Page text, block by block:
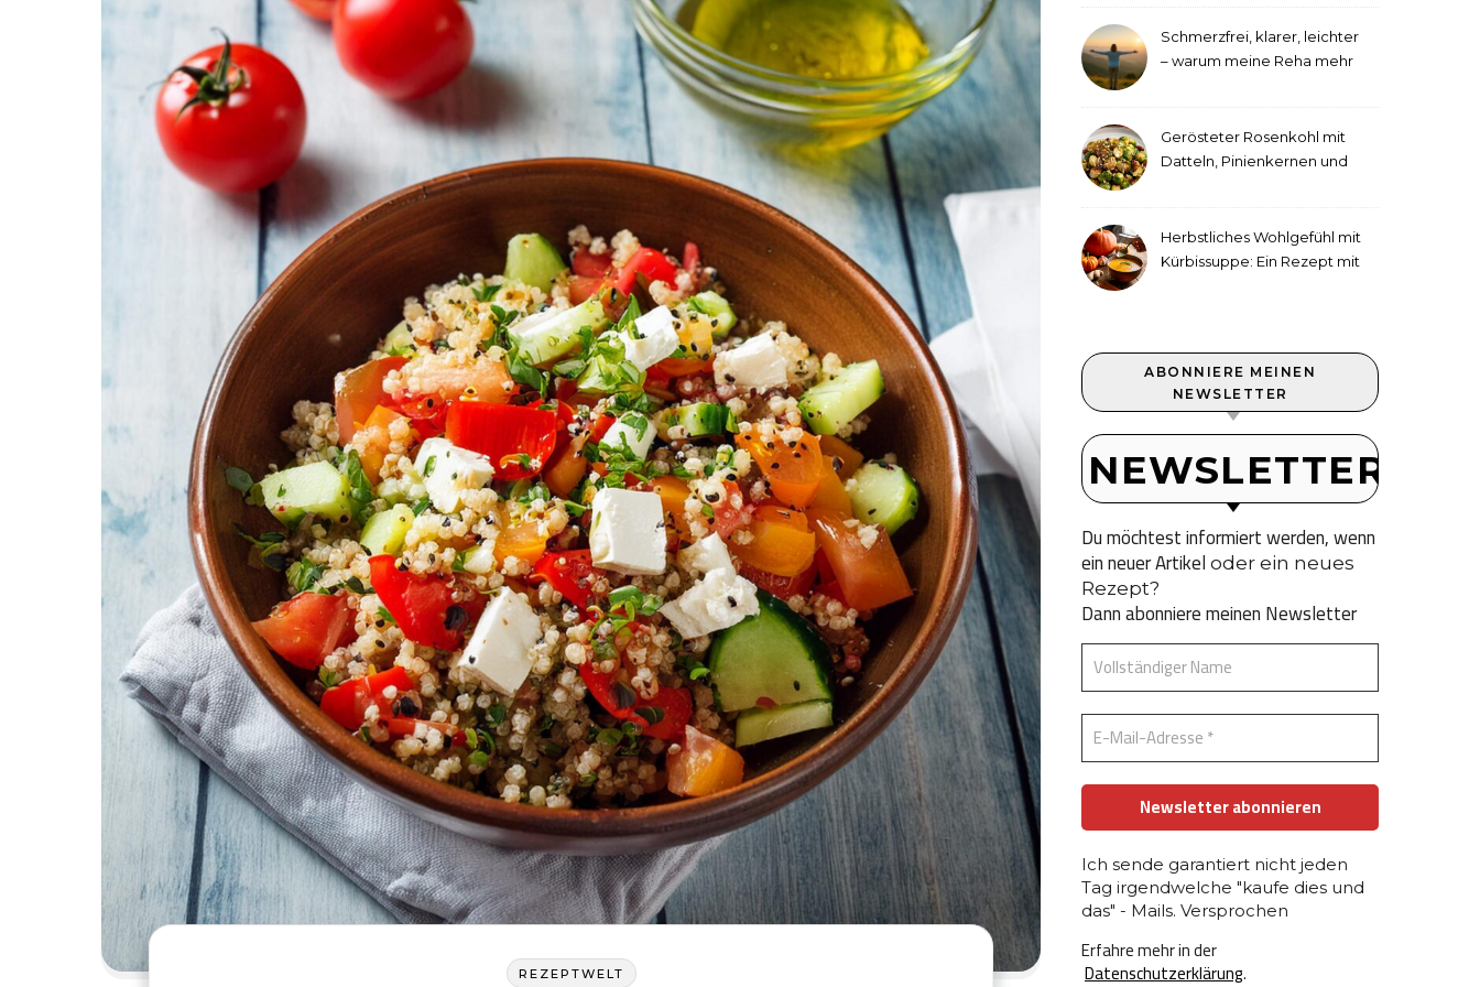
REZEPTWELT
Schmerzfrei, klarer, leichter
– warum meine Reha mehr
Gerösteter Rosenkohl mit
Datteln, Pinienkernen und
Herbstliches Wohlgefühl mit
Kürbissuppe: Ein Rezept mit
ABONNIERE MEINEN
NEWSLETTER
NEWSLETTER
Du möchtest informiert werden, wenn
ein neuer Artikel oder ein neues
Rezept?
Dann abonniere meinen Newsletter
Ich sende garantiert nicht jeden
Tag irgendwelche "kaufe dies und
das" - Mails. Versprochen
Erfahre mehr in der
Datenschutzerklärung.